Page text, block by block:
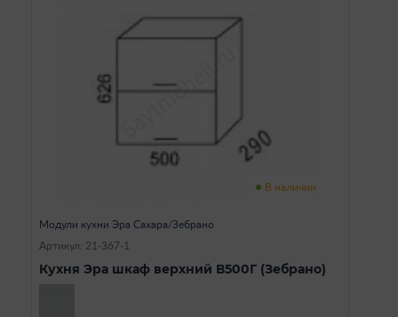
В наличии
Модули кухни Эра Сахара/Зебрано
Артикул: 21-367-1
Кухня Эра шкаф верхний В500Г (Зебрано)